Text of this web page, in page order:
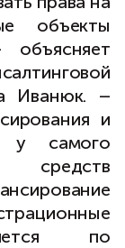
объекты
Иванюк. –
и
у самого
средств
по